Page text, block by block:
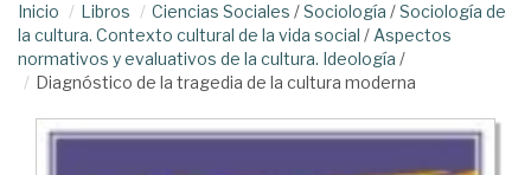
Inicio Libros Ciencias Sociales /Sociología /Sociología de
la cultura. Contexto cultural de la vida social / Aspectos
normativos y evaluativos de la cultura. Ideología /
Diagnóstico de la tragedia de la cultura moderna